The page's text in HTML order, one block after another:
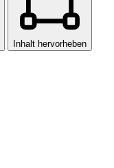
Inhalt hervorheben